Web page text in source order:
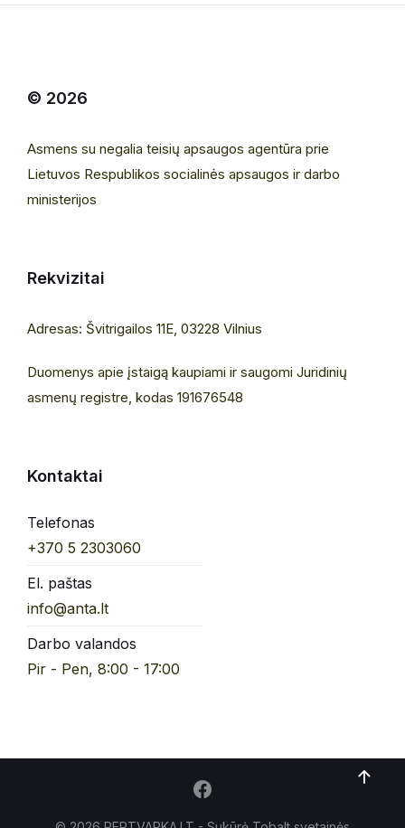
© 2026
Asmens su negalia teisių apsaugos agentūra prie
Lietuvos Respublikos socialinės apsaugos ir darbo
ministerijos
Rekvizitai
Adresas: Švitrigailos 11E, 03228 Vilnius
Duomenys apie įstaigą kaupiami ir saugomi Juridinių
asmenų registre, kodas 191676548
Kontaktai
Telefonas
+370 5 2303060
El. paštas
info@anta.lt
Darbo valandos
Pir - Pen, 8:00 - 17:00